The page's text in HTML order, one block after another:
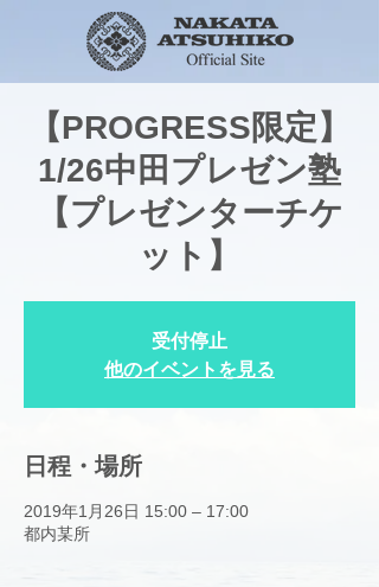
【PROGRESS限定】
1/26中田プレゼン塾
【プレゼンターチケ
ット】
受付停止
他のイベントを見る
日程・場所
2019年1月26日 15:00 – 17:00
都内某所